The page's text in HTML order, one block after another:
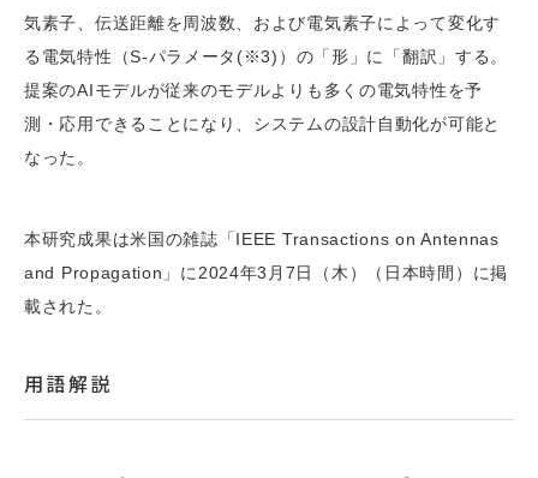
気素子、伝送距離を周波数、および電気素子によって変化す
る電気特性（S-パラメータ(※3)）の「形」に「翻訳」する。
提案のAIモデルが従来のモデルよりも多くの電気特性を予
測・応用できることになり、システムの設計自動化が可能と
なった。
本研究成果は米国の雑誌「IEEE Transactions on Antennas
and Propagation」に2024年3月7日（木）（日本時間）に掲
載された。
用語解説